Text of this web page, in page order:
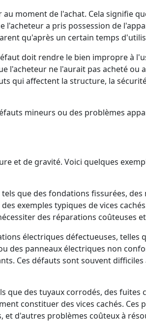
moment de l'achat. Cela signifie
l'acheteur a pris possession de
qu'après un certain temps
doit rendre le bien impropre à
l'acheteur ne l'aurait pas acheté ou
qui affectent la structure, la
mineurs ou des problèmes
et de gravité. Voici quelques
que des fondations fissurées, des
exemples typiques de vices
des réparations coûteuses
électriques défectueuses, telles
des panneaux électriques non
Ces défauts sont souvent
que des tuyaux corrodés, des fuites
constituer des vices cachés. Ces
et d'autres problèmes coûteux à